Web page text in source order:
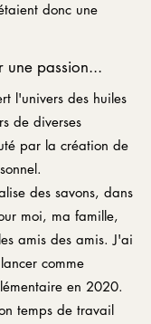
donc une
une passion...
l'univers des huiles
de diverses
par la création de
des savons, dans
moi, ma famille,
amis des amis. J'ai
comme
en 2020.
temps de travail